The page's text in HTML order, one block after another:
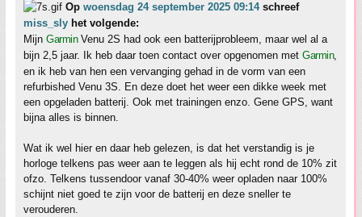
Op woensdag 24 september 2025 09:14schreef
miss_sly het volgende:
Mijn GarminVenu 2S had ook een batterijprobleem, maar wel al a
bijn 2,5 jaar. Ik heb daar toen contact over opgenomen met Garmin,
en ik heb van hen een vervanging gehad in de vorm van een
refurbished Venu 3S. En deze doet het weer een dikke week met
een opgeladen batterij. Ook met trainingen enzo. Gene GPS, want
bijna alles is binnen.
Wat ik wel hier en daar heb gelezen, is dat het verstandig is je
horloge telkens pas weer aan te leggen als hij echt rond de 10% zit
ofzo. Telkens tussendoor vanaf 30-40% weer opladen naar 100%
schijnt niet goed te zijn voor de batterij en deze sneller te
verouderen.